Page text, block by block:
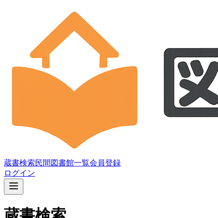
蔵書検索民間図書館一覧会員登録
ログイン